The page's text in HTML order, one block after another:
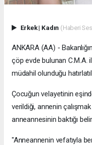
Erkek| Kadın (Haberi
ANKARA (AA) -
çöp evde bulunan C.M.A.
müdahil olunduğu
Çocuğun velayetinin
verildiği, annenin
anneannesinin baktığı
"Anneannenin vefatıyla